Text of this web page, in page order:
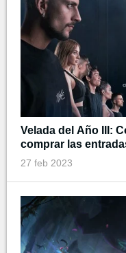
Velada del Año III:
comprar las
27 feb 2023